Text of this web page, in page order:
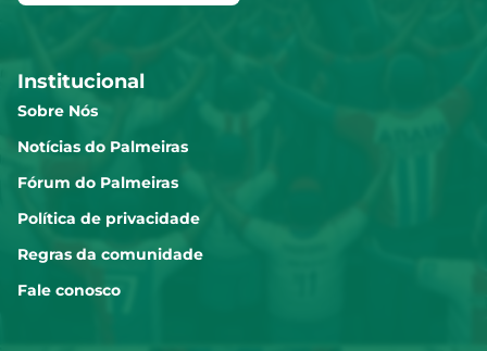
Institucional
Sobre Nós
Notícias do Palmeiras
Fórum do Palmeiras
Política de privacidade
Regras da comunidade
Fale conosco